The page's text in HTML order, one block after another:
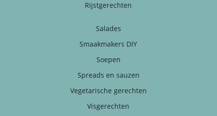
Rijstgerechten
Salades
Smaakmakers DIY
Soepen
Spreads en sauzen
Vegetarische gerechten
Visgerechten